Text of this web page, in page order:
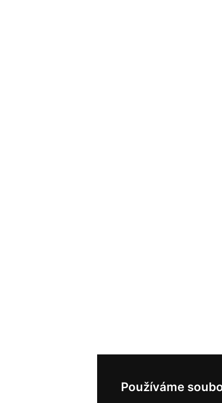
Používáme